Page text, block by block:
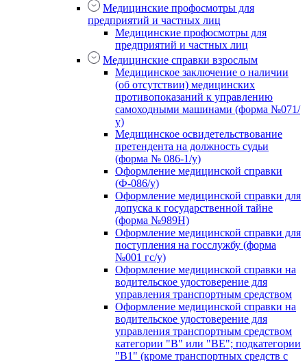
Медицинские профосмотры для
предприятий и частных лиц
Медицинские профосмотры для
предприятий и частных лиц
Медицинские справки взрослым
Медицинское заключение о наличии
(об отсутствии) медицинских
противопоказаний к управлению
самоходными машинами (форма №071/
у)
Медицинское освидетельствование
претендента на должность судьи
(форма № 086-1/у)
Оформление медицинской справки
(Ф-086/у)
Оформление медицинской справки для
допуска к государственной тайне
(форма №989Н)
Оформление медицинской справки для
поступления на госслужбу (форма
№001 гс/у)
Оформление медицинской справки на
водительское удостоверение для
управления транспортным средством
Оформление медицинской справки на
водительское удостоверение для
управления транспортным средством
категории "В" или "BE"; подкатегории
"В1" (кроме транспортных средств с